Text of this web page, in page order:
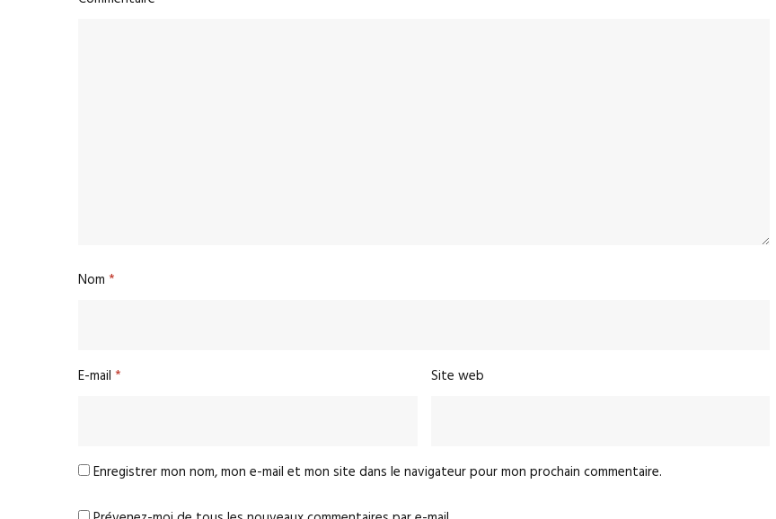
Nom *
E-mail * Site web
Enregistrer mon nom, mon e-mail et mon site dans le navigateur pour mon prochain commentaire.